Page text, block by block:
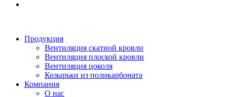
Продукция
Вентиляция скатной кровли
Вентиляция плоской кровли
Вентиляция цоколя
Козырьки из поликарбоната
Компания
О нас